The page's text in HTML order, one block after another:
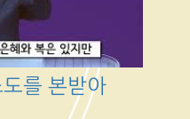
를 본받아